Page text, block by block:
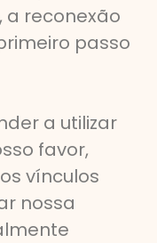
a reconexão
passo
a utilizar
favor,
vínculos
nossa